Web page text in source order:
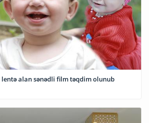
lentə alan sənədli film təqdim olunub